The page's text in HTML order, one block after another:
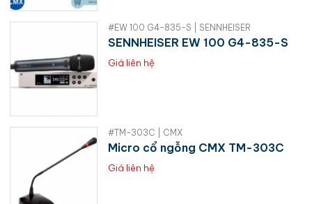
#EW 100 G4-835-S | SENNHEISER
SENNHEISER EW 100 G4-835-S
Giá liên hệ
#TM-303C | CMX
Micro cổ ngỗng CMX TM-303C
Giá liên hệ